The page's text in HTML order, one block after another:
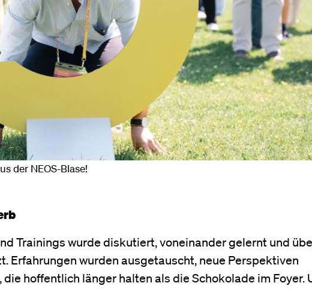
der NEOS-Blase!
Trainings wurde diskutiert, voneinander gelernt und
Erfahrungen wurden ausgetauscht, neue Perspektiven
hoffentlich länger halten als die Schokolade im Foyer.